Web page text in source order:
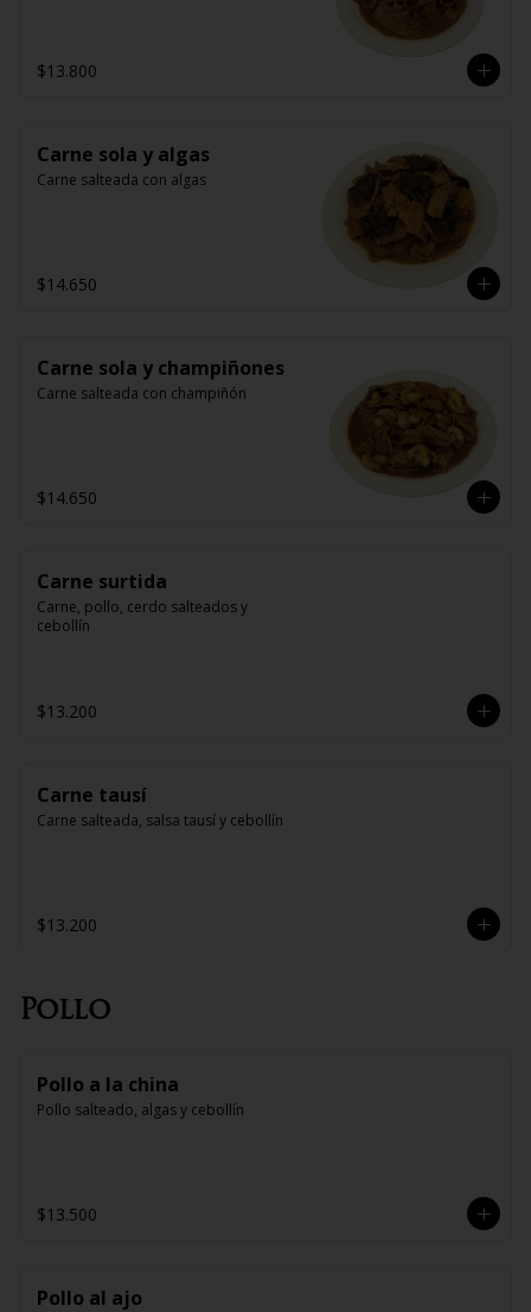
$13.800
Carne sola y algas
Carne salteada con algas
$14.650
Carne sola y champiñones
Carne salteada con champiñón
$14.650
Carne surtida
Carne, pollo, cerdo salteados y
cebollín
$13.200
Carne tausí
Carne salteada, salsa tausí y cebollín
$13.200
Pollo
Pollo a la china
Pollo salteado, algas y cebollín
$13.500
Pollo al ajo